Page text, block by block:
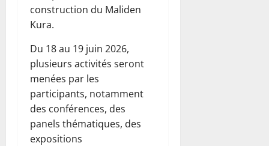
construction du Maliden
Kura.
Du 18 au 19 juin 2026,
plusieurs activités seront
menées par les
participants, notamment
des conférences, des
panels thématiques, des
expositions